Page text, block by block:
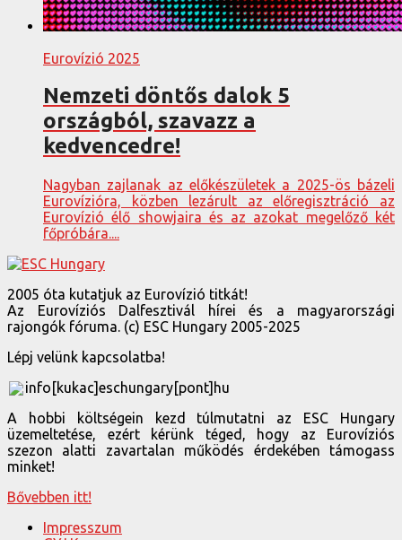
Eurovízió 2025
Nemzeti döntős dalok 5
országból, szavazz a
kedvencedre!
Nagyban zajlanak az előkészületek a 2025-ös bázeli
Eurovízióra, közben lezárult az előregisztráció az
Eurovízió élő showjaira és az azokat megelőző két
főpróbára....
2005 óta kutatjuk az Eurovízió titkát!
Az Eurovíziós Dalfesztivál hírei és a magyarországi
rajongók fóruma. (c) ESC Hungary 2005-2025
Lépj velünk kapcsolatba!
info[kukac]eschungary[pont]hu
A hobbi költségein kezd túlmutatni az ESC Hungary
üzemeltetése, ezért kérünk téged, hogy az Eurovíziós
szezon alatti zavartalan működés érdekében támogass
minket!
Bővebben itt!
Impresszum